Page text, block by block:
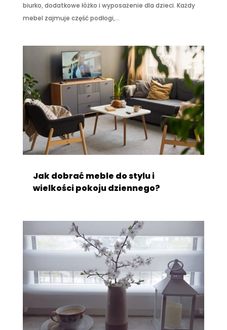
biurko, dodatkowe łóżko i wyposażenie dla dzieci. Każdy
mebel zajmuje część podłogi,...
Jak dobrać meble do stylu i
wielkości pokoju dziennego?